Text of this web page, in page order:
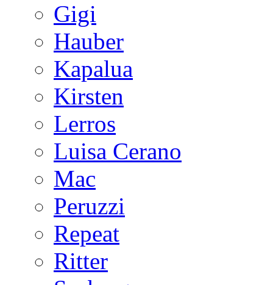
Gigi
Hauber
Kapalua
Kirsten
Lerros
Luisa Cerano
Mac
Peruzzi
Repeat
Ritter